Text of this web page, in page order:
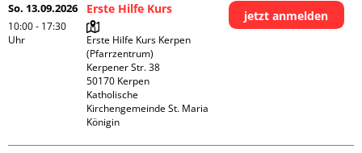
So. 13.09.2026
10:00 - 17:30
Uhr
Erste Hilfe Kurs
Erste Hilfe Kurs Kerpen
(Pfarrzentrum)
Kerpener Str. 38
50170 Kerpen
Katholische
Kirchengemeinde St. Maria
Königin
jetzt anmelden